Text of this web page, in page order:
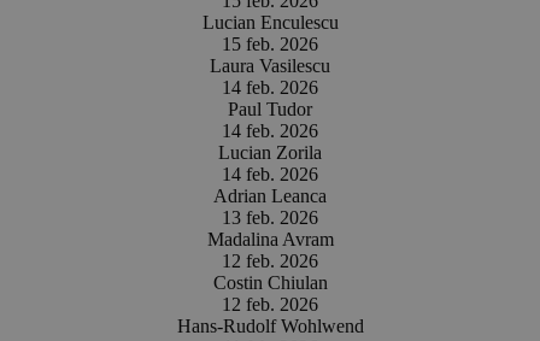
Lucian Enculescu
15 feb. 2026
Laura Vasilescu
14 feb. 2026
Paul Tudor
14 feb. 2026
Lucian Zorila
14 feb. 2026
Adrian Leanca
13 feb. 2026
Madalina Avram
12 feb. 2026
Costin Chiulan
12 feb. 2026
Hans-Rudolf Wohlwend